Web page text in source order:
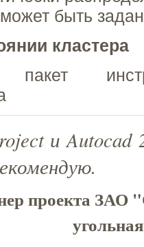
быть
кластера
пакет
и Autocad
проекта ЗАО